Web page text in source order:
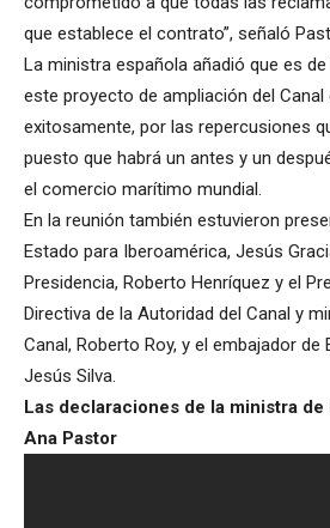
que establece el contrato”, señaló
La ministra española añadió que es
este proyecto de ampliación del
exitosamente, por las repercusiones
puesto que habrá un antes y un
el comercio marítimo mundial.
En la reunión también estuvieron
Estado para Iberoamérica, Jesús
Presidencia, Roberto Henríquez y el
Directiva de la Autoridad del Canal y
Canal, Roberto Roy, y el embajador de
Jesús Silva.
Las declaraciones de la ministra de
Ana Pastor